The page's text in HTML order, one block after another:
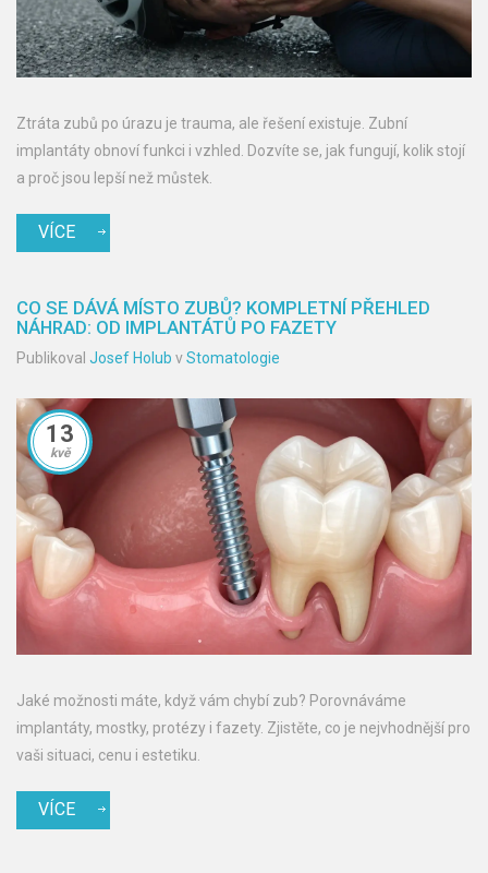
Ztráta zubů po úrazu je trauma, ale řešení existuje. Zubní
implantáty obnoví funkci i vzhled. Dozvíte se, jak fungují, kolik stojí
a proč jsou lepší než můstek.
VÍCE
CO SE DÁVÁ MÍSTO ZUBŮ? KOMPLETNÍ PŘEHLED
NÁHRAD: OD IMPLANTÁTŮ PO FAZETY
Publikoval Josef Holub vStomatologie
13
kvě
Jaké možnosti máte, když vám chybí zub? Porovnáváme
implantáty, mostky, protézy i fazety. Zjistěte, co je nejvhodnější pro
vaši situaci, cenu i estetiku.
VÍCE